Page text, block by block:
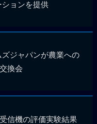
ョンを提供
ジャパンが農業への
換会
信機の評価実験結果